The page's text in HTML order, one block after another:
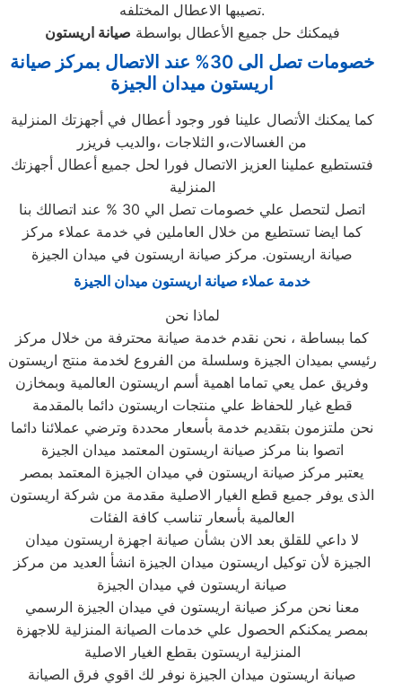
تصيبها الاعطال المختلفه.
فيمكنك حل جميع الأعطال بواسطة صيانة اريستون
خصومات تصل الى 30% عند الاتصال بمركز صيانة
اريستون ميدان الجيزة
كما يمكنك الأتصال علينا فور وجود أعطال في أجهزتك المنزلية
من الغسالات،و الثلاجات ،والديب فريزر
فتستطيع عملينا العزيز الاتصال فورا لحل جميع أعطال أجهزتك
المنزلية
اتصل لتحصل علي خصومات تصل الي 30 % عند اتصالك بنا
كما ايضا تستطيع من خلال العاملين في خدمة عملاء مركز
صيانة اريستون. مركز صيانة اريستون في ميدان الجيزة
خدمة عملاء صيانة اريستون ميدان الجيزة
لماذا نحن
كما ببساطة ، نحن نقدم خدمة صيانة محترفة من خلال مركز
رئيسي بميدان الجيزة وسلسلة من الفروع لخدمة منتج اريستون
وفريق عمل يعي تماما اهمية أسم اريستون العالمية وبمخازن
قطع غيار للحفاظ علي منتجات اريستون دائما بالمقدمة
نحن ملتزمون بتقديم خدمة بأسعار محددة وترضي عملائنا دائما
اتصوا بنا مركز صيانة اريستون المعتمد ميدان الجيزة
يعتبر مركز صيانة اريستون في ميدان الجيزة المعتمد بمصر
الذى يوفر جميع قطع الغيار الاصلية مقدمة من شركة اريستون
العالمية بأسعار تناسب كافة الفئات
لا داعي للقلق بعد الان بشأن صيانة اجهزة اريستون ميدان
الجيزة لأن توكيل اريستون ميدان الجيزة انشأ العديد من مركز
صيانة اريستون في ميدان الجيزة
معنا نحن مركز صيانة اريستون في ميدان الجيزة الرسمي
بمصر يمكنكم الحصول علي خدمات الصيانة المنزلية للاجهزة
المنزلية اريستون بقطع الغيار الاصلية
صيانة اريستون ميدان الجيزة نوفر لك اقوي فرق الصيانة